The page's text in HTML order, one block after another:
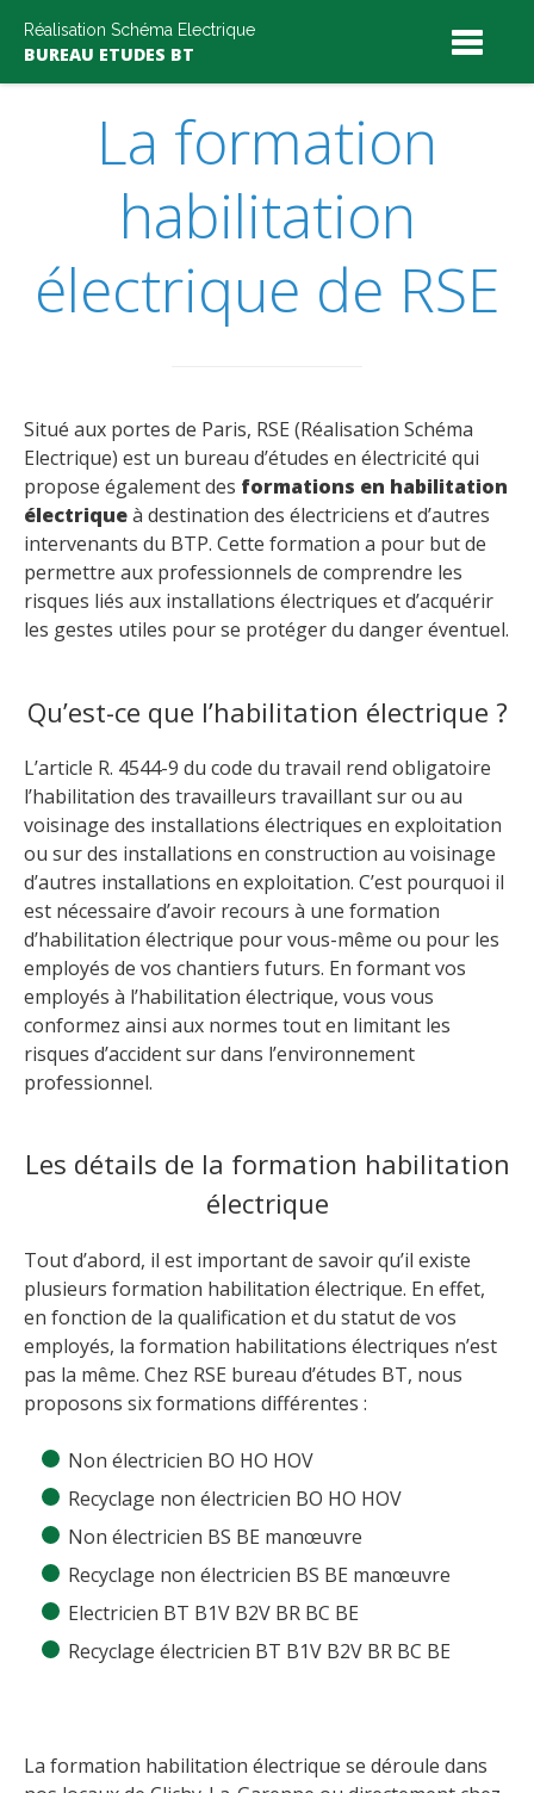
Réalisation Schéma Electrique
BUREAU ETUDES BT
La formation
habilitation
électrique de RSE
Situé aux portes de Paris, RSE (Réalisation Schéma
Electrique) est un bureau d’études en électricité qui
propose également des formations en habilitation
électriqueà destination des électriciens et d’autres
intervenants du BTP. Cette formation a pour but de
permettre aux professionnels de comprendre les
risques liés aux installations électriques et d’acquérir
les gestes utiles pour se protéger du danger éventuel.
Qu’est-ce que l’habilitation électrique ?
L’article R. 4544-9 du code du travail rend obligatoire
l’habilitation des travailleurs travaillant sur ou au
voisinage des installations électriques en exploitation
ou sur des installations en construction au voisinage
d’autres installations en exploitation. C’est pourquoi il
est nécessaire d’avoir recours à une formation
d’habilitation électrique pour vous-même ou pour les
employés de vos chantiers futurs. En formant vos
employés à l’habilitation électrique, vous vous
conformez ainsi aux normes tout en limitant les
risques d’accident sur dans l’environnement
professionnel.
Les détails de la formation habilitation
électrique
Tout d’abord, il est important de savoir qu’il existe
plusieurs formation habilitation électrique. En effet,
en fonction de la qualification et du statut de vos
employés, la formation habilitations électriques n’est
pas la même. Chez RSE bureau d’études BT, nous
proposons six formations différentes :
Non électricien BO HO HOV
Recyclage non électricien BO HO HOV
Non électricien BS BE manœuvre
Recyclage non électricien BS BE manœuvre
Electricien BT B1V B2V BR BC BE
Recyclage électricien BT B1V B2V BR BC BE
La formation habilitation électrique se déroule dans